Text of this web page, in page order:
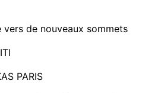
de nouveaux sommets
PARIS